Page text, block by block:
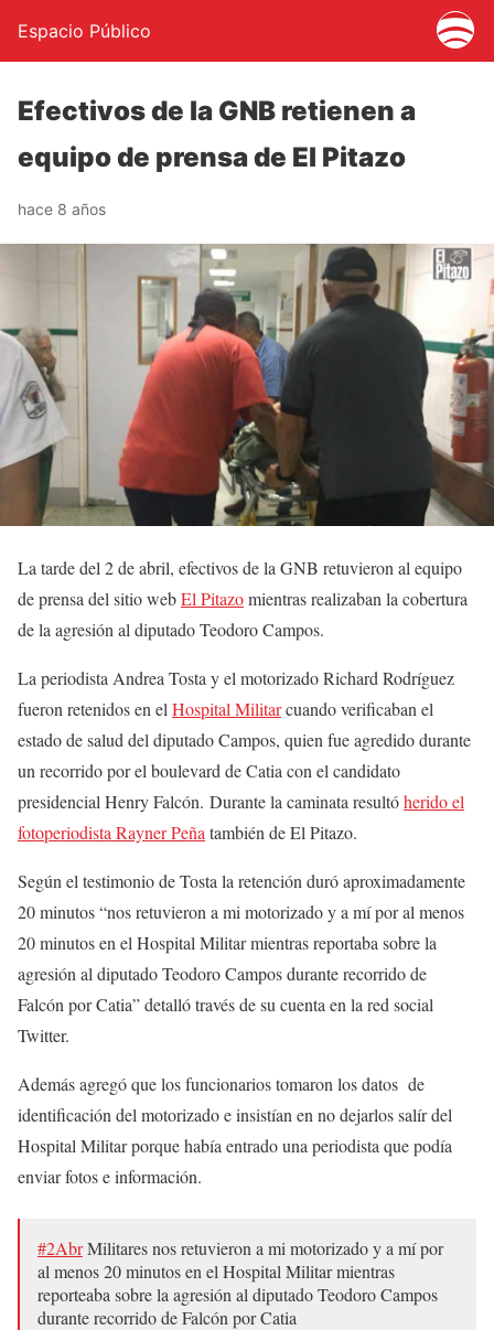
Espacio Público
Efectivos de la GNB retienen a
equipo de prensa de El Pitazo
hace 8 años
La tarde del 2 de abril, efectivos de la GNB retuvieron al equipo
de prensa del sitio webEl Pitazomientras realizaban la cobertura
de la agresión al diputado Teodoro Campos.
La periodista Andrea Tosta y el motorizado Richard Rodríguez
fueron retenidos en el Hospital Militarcuando verificaban el
estado de salud del diputado Campos, quien fue agredido durante
un recorrido por el boulevard de Catia con el candidato
presidencial Henry Falcón. Durante la caminata resultóherido el
fotoperiodista Rayner Peña también de El Pitazo.
Según el testimonio de Tosta la retención duró aproximadamente
20 minutos “nos retuvieron a mi motorizado y a mí por al menos
20 minutos en el Hospital Militar mientras reportaba sobre la
agresión al diputado Teodoro Campos durante recorrido de
Falcón por Catia” detalló través de su cuenta en la red social
Twitter.
Además agregó que los funcionarios tomaron los datos de
identificación del motorizado e insistían en no dejarlos salír del
Hospital Militar porque había entrado una periodista que podía
enviar fotos e información.
#2AbrMilitares nos retuvieron a mi motorizado y a mí por
al menos 20 minutos en el Hospital Militar mientras
reporteaba sobre la agresión al diputado Teodoro Campos
durante recorrido de Falcón por Catia